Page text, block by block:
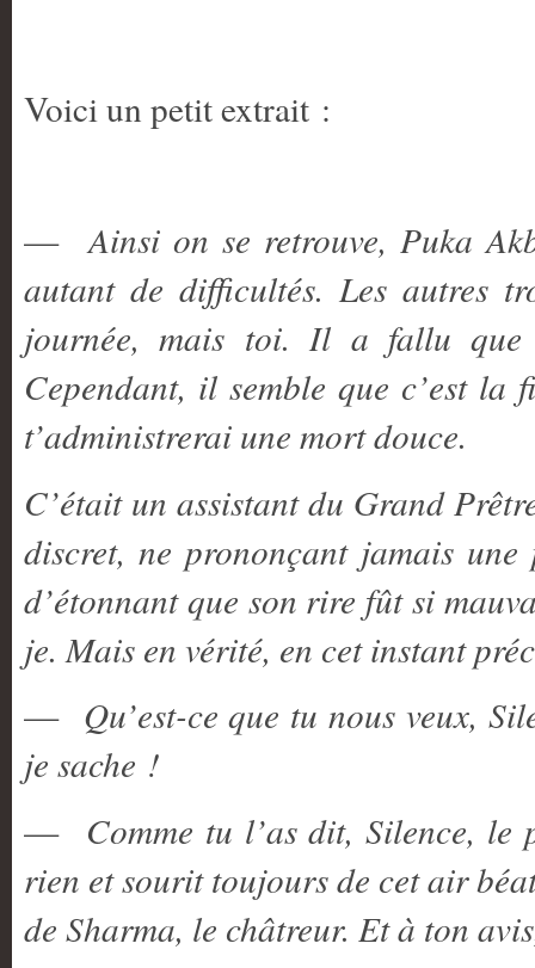
Voici un petit extrait :
—
Ainsi on se retrouve, Puka
autant de difficultés. Les autres
journée, mais toi. Il a fallu que
Cependant, il semble que c’est
t’administrerai une mort douce.
C’était un assistant du Grand
discret, ne prononçant jamais
d’étonnant que son rire fût si
je. Mais en vérité, en cet instant
— Qu’est-ce que tu nous veux,
je sache !
—
Comme tu l’as dit, Silence,
rien et sourit toujours de cet air
de Sharma, le châtreur. Et à ton